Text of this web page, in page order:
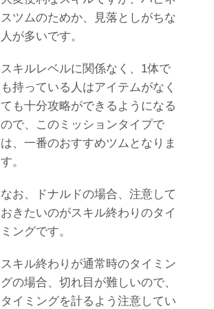
スツムのためか、見落としがちな
人が多いです。
スキルレベルに関係なく、1体で
も持っている人はアイテムがなく
ても十分攻略ができるようになる
ので、このミッションタイプで
は、一番のおすすめツムとなりま
す。
なお、ドナルドの場合、注意して
おきたいのがスキル終わりのタイ
ミングです。
スキル終わりが通常時のタイミン
グの場合、切れ目が難しいので、
タイミングを計るよう注意してい